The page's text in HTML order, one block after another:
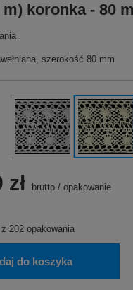
m) koronka - 80
szerokość 80 mm
zł brutto / opakowanie
z 202 opakowania
do koszyka